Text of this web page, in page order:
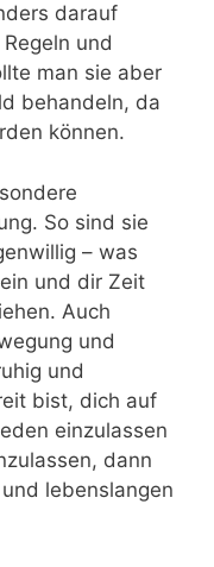
darauf
und
man sie aber
behandeln, da
können.
So sind sie
– was
und dir Zeit
Auch
und
und
bist, dich auf
einzulassen
dann
lebenslangen